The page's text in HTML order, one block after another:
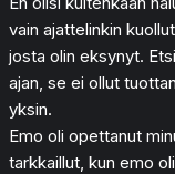
vain ajattelinkin
josta olin eksynyt.
ajan, se ei ollut
yksin.
Emo oli opettanut
tarkkaillut, kun emo